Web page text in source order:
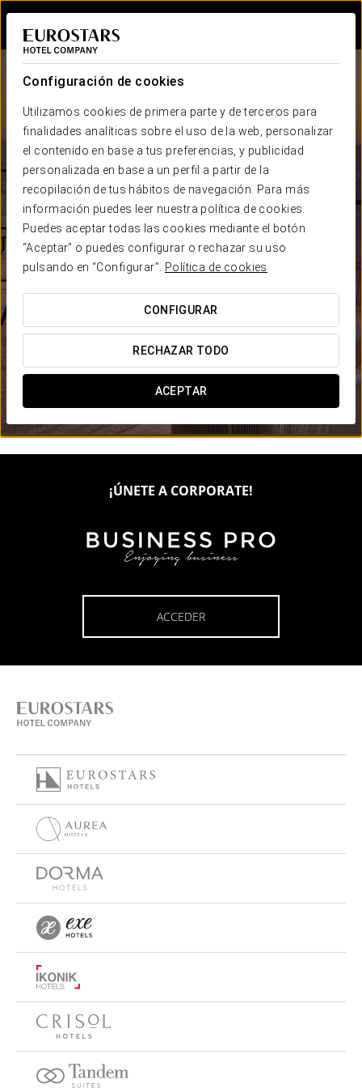
Configuración de cookies
Utilizamos cookies de primera parte y de terceros para
finalidades analíticas sobre el uso de la web, personalizar
el contenido en base a tus preferencias, y publicidad
personalizada en base a un perfil a partir de la
recopilación de tus hábitos de navegación. Para más
información puedes leer nuestra política de cookies.
Puedes aceptar todas las cookies mediante el botón
“Aceptar” o puedes configurar o rechazar su uso
pulsando en “Configurar”.
Política de cookies
CONFIGURAR
RECHAZAR TODO
ACEPTAR
Eurostars Hotel Company
hoteles enpaíses
MEJOR PRECIO GARANTIZADO
¡ÚNETE A CORPORATE!
ACCEDER